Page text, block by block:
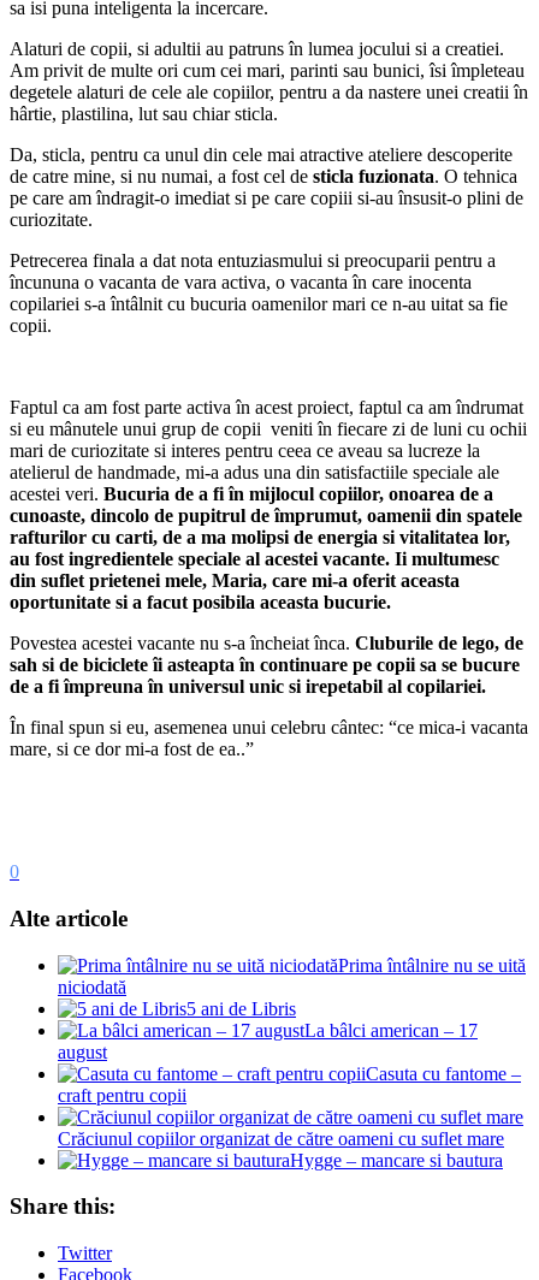
sa isi puna inteligenta la incercare.
Alaturi de copii, si adultii au patruns în lumea jocului si a creatiei.
Am privit de multe ori cum cei mari, parinti sau bunici, îsi împleteau
degetele alaturi de cele ale copiilor, pentru a da nastere unei creatii în
hârtie, plastilina, lut sau chiar sticla.
Da, sticla, pentru ca unul din cele mai atractive ateliere descoperite
de catre mine, si nu numai, a fost cel de sticla fuzionata. O tehnica
pe care am îndragit-o imediat si pe care copiii si-au însusit-o plini de
curiozitate.
Petrecerea finala a dat nota entuziasmului si preocuparii pentru a
încununa o vacanta de vara activa, o vacanta în care inocenta
copilariei s-a întâlnit cu bucuria oamenilor mari ce n-au uitat sa fie
copii.
Faptul ca am fost parte activa în acest proiect, faptul ca am îndrumat
si eu mânutele unui grup de copii veniti în fiecare zi de luni cu ochii
mari de curiozitate si interes pentru ceea ce aveau sa lucreze la
atelierul de handmade, mi-a adus una din satisfactiile speciale ale
acestei veri. Bucuria de a fi în mijlocul copiilor, onoarea de a
cunoaste, dincolo de pupitrul de împrumut, oamenii din spatele
rafturilor cu carti, de a ma molipsi de energia si vitalitatea lor,
au fost ingredientele speciale al acestei vacante. Ii multumesc
din suflet prietenei mele, Maria, care mi-a oferit aceasta
oportunitate si a facut posibila aceasta bucurie.
Povestea acestei vacante nu s-a încheiat înca. Cluburile de lego, de
sah si de biciclete îi asteapta în continuare pe copii sa se bucure
de a fi împreuna în universul unic si irepetabil al copilariei.
În final spun si eu, asemenea unui celebru cântec: “ce mica-i vacanta
mare, si ce dor mi-a fost de ea..”
0
Alte articole
Prima întâlnire nu se uită
niciodată
5 ani de Libris
La bâlci american – 17
august
Casuta cu fantome –
craft pentru copii
Crăciunul copiilor organizat de către oameni cu suflet mare
Hygge – mancare si bautura
Share this:
Twitter
Facebook